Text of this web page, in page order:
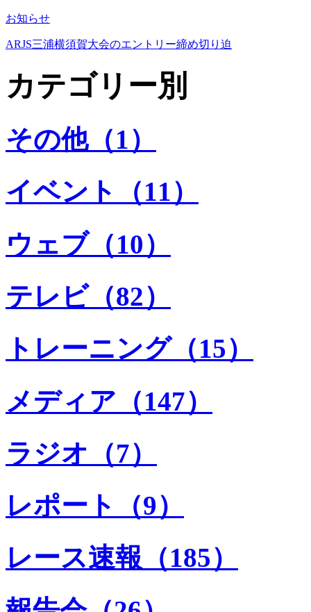
お知らせ
ARJS三浦横須賀大会のエントリー締め切り迫
カテゴリー別
その他（1）
イベント（11）
ウェブ（10）
テレビ（82）
トレーニング（15）
メディア（147）
ラジオ（7）
レポート（9）
レース速報（185）